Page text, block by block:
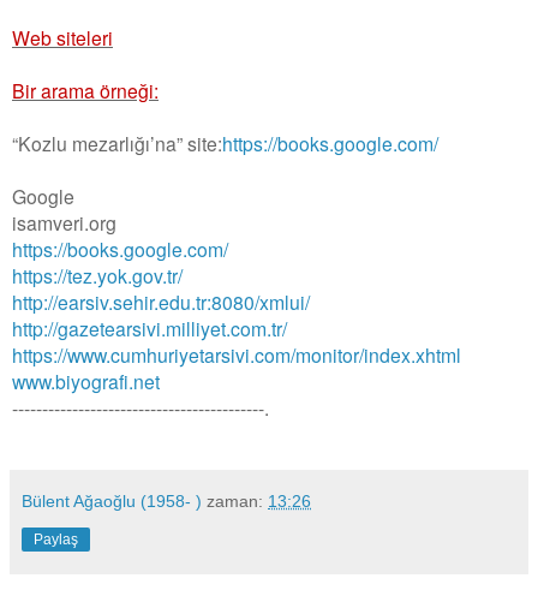
Web siteleri
Bir arama örneği:
“Kozlu mezarlığı’na” site:https://books.google.com/
Google
isamveri.org
https://books.google.com/
https://tez.yok.gov.tr/
http://earsiv.sehir.edu.tr:8080/xmlui/
http://gazetearsivi.milliyet.com.tr/
https://www.cumhuriyetarsivi.com/monitor/index.xhtml
www.biyografi.net
------------------------------------------.
Bülent Ağaoğlu (1958- ) zaman: 13:26
Paylaş